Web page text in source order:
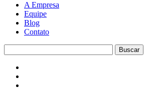
A Empresa
Equipe
Blog
Contato